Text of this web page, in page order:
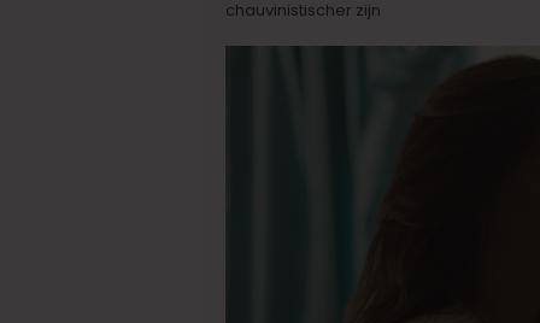
chauvinistischer zijn